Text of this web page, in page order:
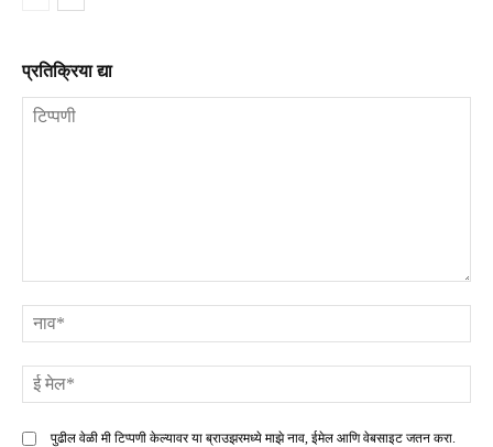
प्रतिक्रिया द्या
पुढील वेळी मी टिप्पणी केल्यावर या ब्राउझरमध्ये माझे नाव, ईमेल आणि वेबसाइट जतन करा.